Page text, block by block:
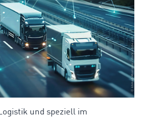
und speziell im